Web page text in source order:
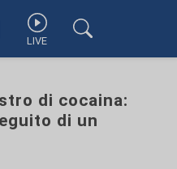
LIVE
di cocaina:
di un